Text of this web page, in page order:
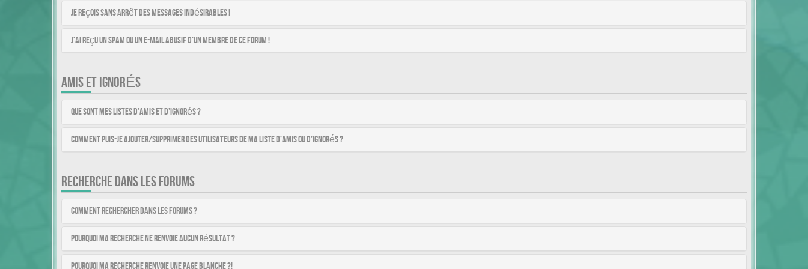
Je reçois sans arrêt des messages indésirables !
J’ai reçu un spam ou un e-mail abusif d’un membre de ce forum !
AMIS ET IGNORÉS
Que sont mes listes d’amis et d’ignorés ?
Comment puis-je ajouter/supprimer des utilisateurs de ma liste d’amis ou d’ignorés ?
RECHERCHE DANS LES FORUMS
Comment rechercher dans les forums ?
Pourquoi ma recherche ne renvoie aucun résultat ?
Pourquoi ma recherche renvoie une page blanche ?!